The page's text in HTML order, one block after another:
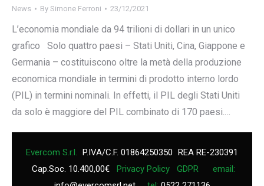
News By Simone Ferroni 23/12/2021
L’economia mondiale da 94 trilioni di dollari in un unico
grafico Solo quattro paesi – Stati Uniti, Cina, Giappone e
Germania – costituiscono oltre la metà della produzione
economica mondiale in termini di prodotto interno lordo
(PIL) in termini nominali. In effetti, il PIL degli Stati Uniti
da solo è maggiore del PIL combinato di 170 paesi.…
Evercom S.r.l. P.IVA/C.F. 01864250350 REA RE-230391
Cap.Soc. 10.400,00€
Privacy Policy GDPR
email: